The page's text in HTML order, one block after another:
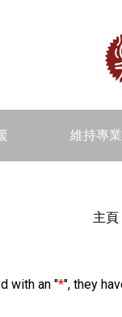
維持專
主頁
with an "*", they